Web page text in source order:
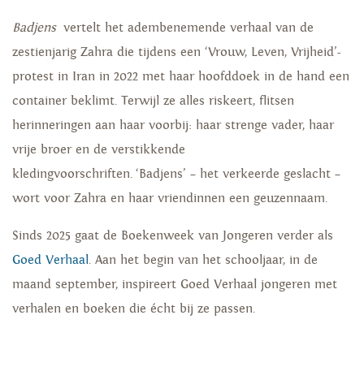
Badjensvertelt het adembenemende verhaal van de
zestienjarig Zahra die tijdens een ‘Vrouw, Leven, Vrijheid’-
protest in Iran in 2022 met haar hoofddoek in de hand een
container beklimt. Terwijl ze alles riskeert, flitsen
herinneringen aan haar voorbij: haar strenge vader, haar
vrije broer en de verstikkende
kledingvoorschriften. ‘Badjens’ – het verkeerde geslacht –
wort voor Zahra en haar vriendinnen een geuzennaam.
Sinds 2025 gaat de Boekenweek van Jongeren verder als
Goed Verhaal. Aan het begin van het schooljaar, in de
maand september, inspireert Goed Verhaal jongeren met
verhalen en boeken die écht bij ze passen.